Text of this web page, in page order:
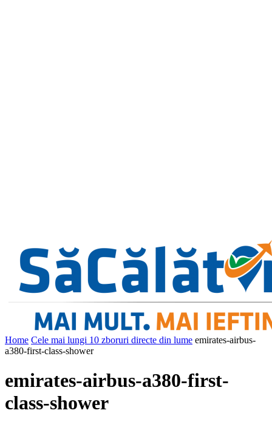
Home Cele mai lungi 10 zboruri directe din lume emirates-airbus-
a380-first-class-shower
emirates-airbus-a380-first-
class-shower